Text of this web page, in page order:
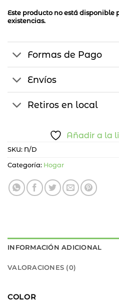
Este producto no está disponible
existencias.
Formas de Pago
Envíos
Retiros en local
Añadir a la
SKU: N/D
Categoría: Hogar
INFORMACIÓN ADICIONAL
VALORACIONES (0)
COLOR